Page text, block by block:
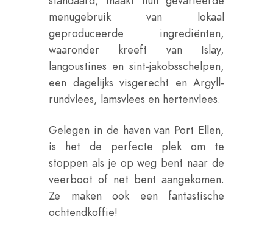
menugebruik van lokaal
geproduceerde ingrediënten,
waaronder kreeft van Islay,
langoustines en sint-jakobsschelpen,
een dagelijks visgerecht en Argyll-
rundvlees, lamsvlees en hertenvlees.
Gelegen in de haven van Port Ellen,
is het de perfecte plek om te
stoppen als je op weg bent naar de
veerboot of net bent aangekomen.
Ze maken ook een fantastische
ochtendkoffie!